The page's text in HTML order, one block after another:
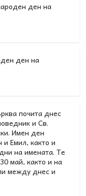
ден на
ден на
почита днес
и Св.
Имен ден
и Емил, както и
на имената. Те
май, както и на
между днес и